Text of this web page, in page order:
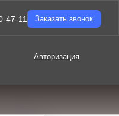
47-11 Заказать звонок
Авторизация